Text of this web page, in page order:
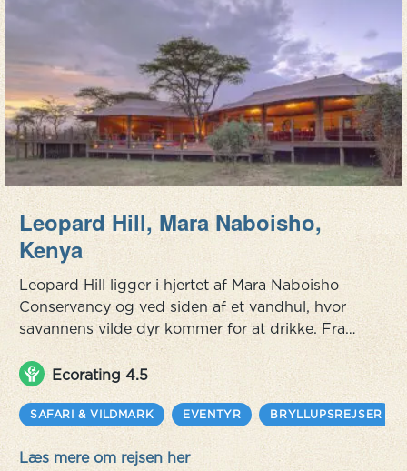
Leopard Hill, Mara Naboisho,
Kenya
Leopard Hill ligger i hjertet af Mara Naboisho
Conservancy og ved siden af et vandhul, hvor
savannens vilde dyr kommer for at drikke. Fra
din private terrasse, kan du opleve Afrikas vilde
natur fra første parket. En helt unik feature på
Leopard Hill, er at du fra dit telt kan åbne op og
beundre den afrikanske nathimmel før du falder
i søvn. En safari, som er skabt for at tage hensyn
til mennesk...
Ecorating 4.5
SAFARI & VILDMARK EVENTYR BRYLLUPSREJSER
Læs mere om rejsen her